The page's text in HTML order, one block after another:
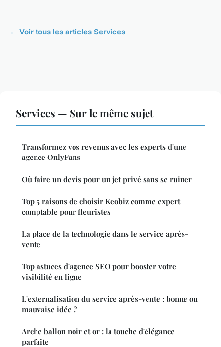
← Voir tous les articles Services
Services — Sur le même sujet
Transformez vos revenus avec les experts d'une
agence OnlyFans
Où faire un devis pour un jet privé sans se ruiner
Top 5 raisons de choisir Keobiz comme expert
comptable pour fleuristes
La place de la technologie dans le service après-
vente
Top astuces d'agence SEO pour booster votre
visibilité en ligne
L'externalisation du service après-vente : bonne ou
mauvaise idée ?
Arche ballon noir et or : la touche d'élégance
parfaite